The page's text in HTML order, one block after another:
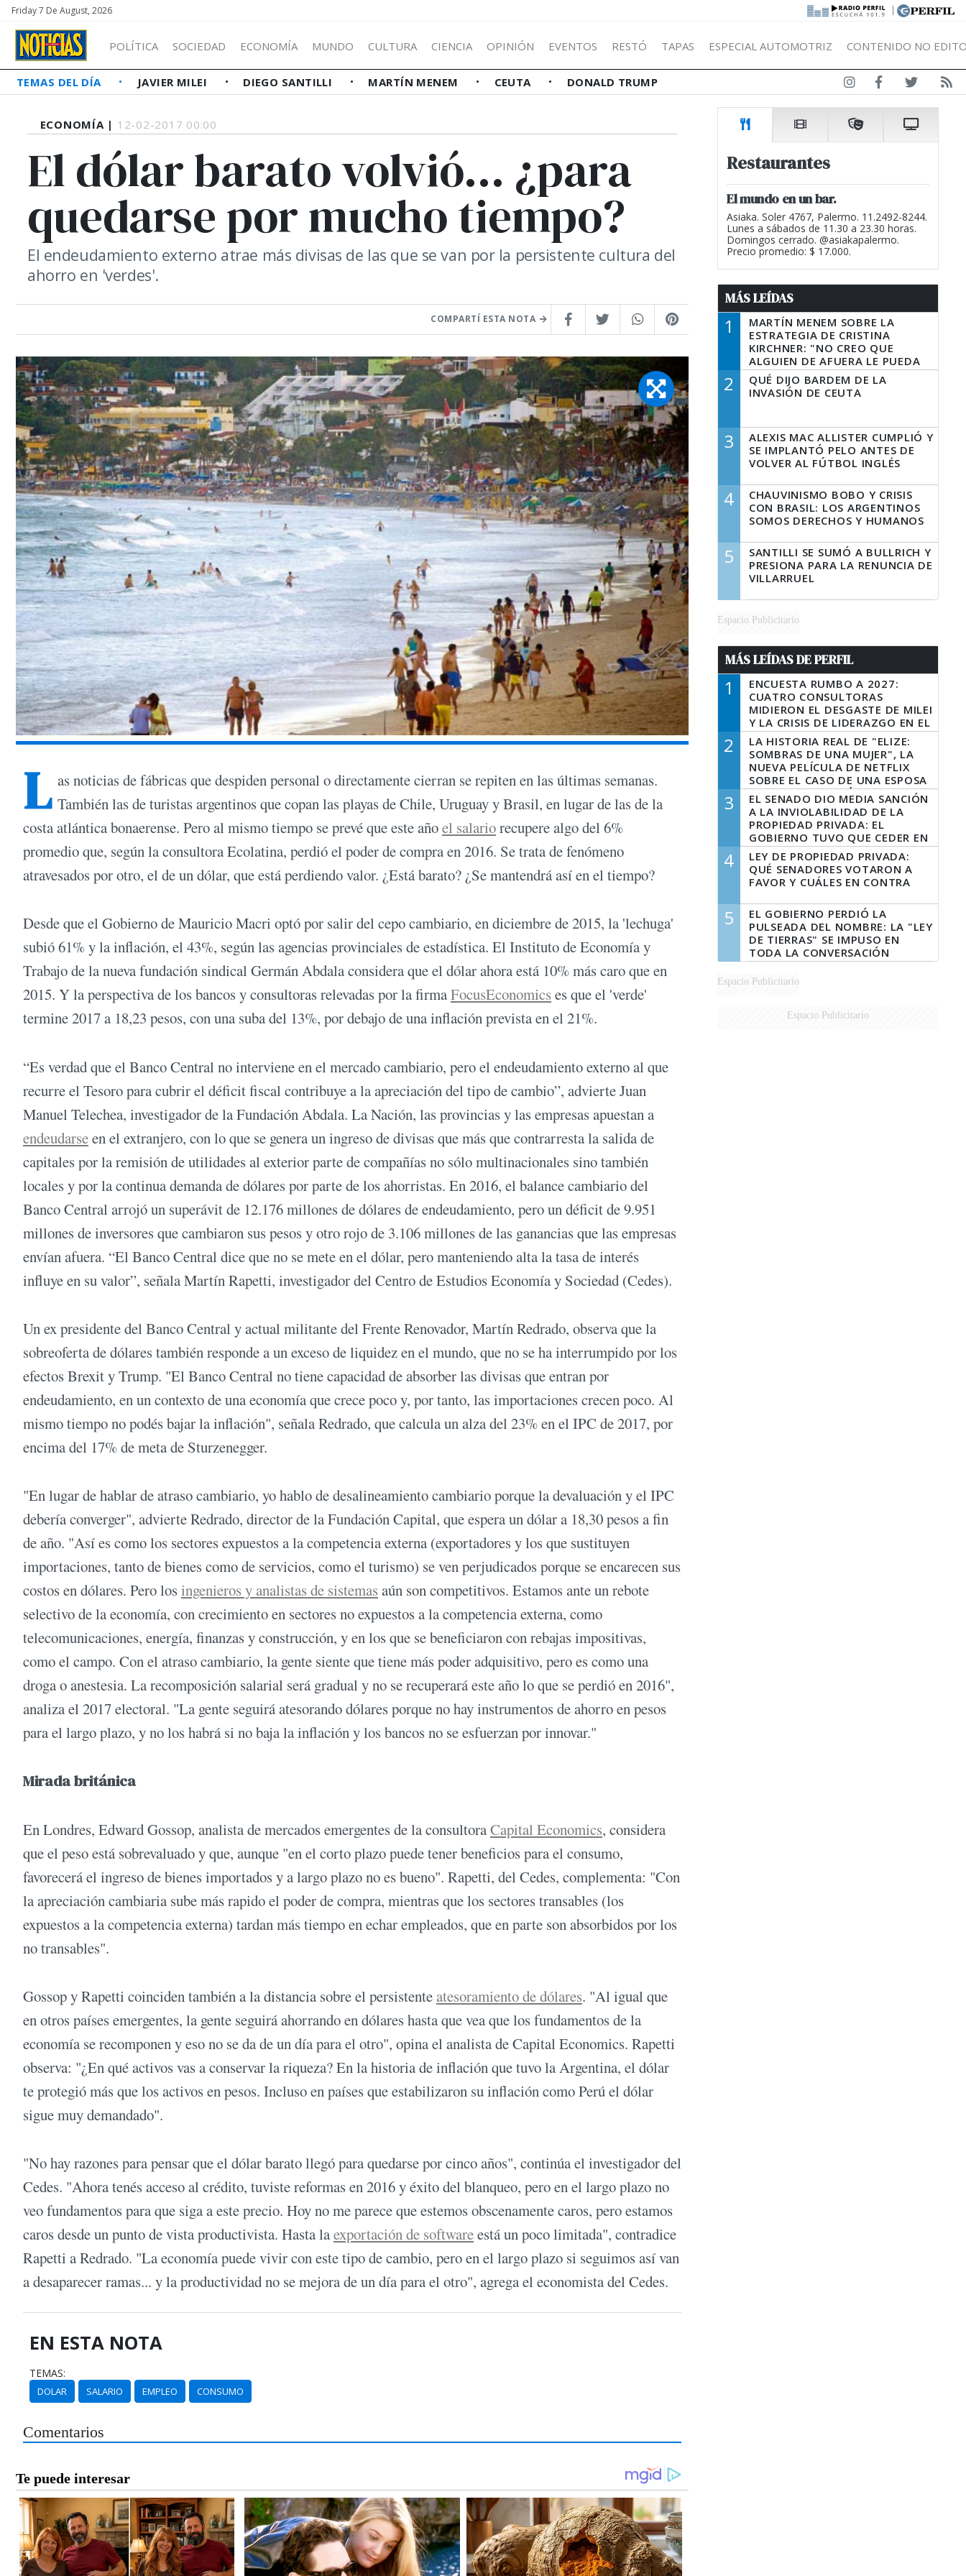
Friday 7 De August, 2026 |
POLÍTICA SOCIEDAD ECONOMÍA MUNDO CULTURA CIENCIA OPINIÓN EVENTOS RESTÓ TAPAS ESPECIAL AUTOMOTRIZ CONTENIDO NO
TEMAS DEL DÍA JAVIER MILEI DIEGO SANTILLI MARTÍN MENEM CEUTA DONALD TRUMP
ECONOMÍA | 12-02-2017 00:00
El dólar barato volvió... ¿para
quedarse por mucho tiempo?
El endeudamiento externo atrae más divisas de las que se van por la persistente cultura del
ahorro en 'verdes'.
COMPARTÍ ESTA NOTA
L as noticias de fábricas que despiden personal o directamente cierran se repiten en las últimas semanas.
También las de turistas argentinos que copan las playas de Chile, Uruguay y Brasil, en lugar de las de la
costa atlántica bonaerense. Pero al mismo tiempo se prevé que este añoel salariorecupere algo del 6%
promedio que, según la consultora Ecolatina, perdió el poder de compra en 2016. Se trata de fenómeno
atravesados por otro, el de un dólar, que está perdiendo valor. ¿Está barato? ¿Se mantendrá así en el tiempo?
Desde que el Gobierno de Mauricio Macri optó por salir del cepo cambiario, en diciembre de 2015, la 'lechuga'
subió 61% y la inflación, el 43%, según las agencias provinciales de estadística. El Instituto de Economía y
Trabajo de la nueva fundación sindical Germán Abdala considera que el dólar ahora está 10% más caro que en
2015. Y la perspectiva de los bancos y consultoras relevadas por la firmaFocusEconomics es que el 'verde'
termine 2017 a 18,23 pesos, con una suba del 13%, por debajo de una inflación prevista en el 21%.
“Es verdad que el Banco Central no interviene en el mercado cambiario, pero el endeudamiento externo al que
recurre el Tesoro para cubrir el déficit fiscal contribuye a la apreciación del tipo de cambio”, advierte Juan
Manuel Telechea, investigador de la Fundación Abdala. La Nación, las provincias y las empresas apuestan a
endeudarseen el extranjero, con lo que se genera un ingreso de divisas que más que contrarresta la salida de
capitales por la remisión de utilidades al exterior parte de compañías no sólo multinacionales sino también
locales y por la continua demanda de dólares por parte de los ahorristas. En 2016, el balance cambiario del
Banco Central arrojó un superávit de 12.176 millones de dólares de endeudamiento, pero un déficit de 9.951
millones de inversores que cambiaron sus pesos y otro rojo de 3.106 millones de las ganancias que las empresas
envían afuera. “El Banco Central dice que no se mete en el dólar, pero manteniendo alta la tasa de interés
influye en su valor”, señala Martín Rapetti, investigador del Centro de Estudios Economía y Sociedad (Cedes).
Un ex presidente del Banco Central y actual militante del Frente Renovador, Martín Redrado, observa que la
sobreoferta de dólares también responde a un exceso de liquidez en el mundo, que no se ha interrumpido por los
efectos Brexit y Trump. "El Banco Central no tiene capacidad de absorber las divisas que entran por
endeudamiento, en un contexto de una economía que crece poco y, por tanto, las importaciones crecen poco. Al
mismo tiempo no podés bajar la inflación", señala Redrado, que calcula un alza del 23% en el IPC de 2017, por
encima del 17% de meta de Sturzenegger.
"En lugar de hablar de atraso cambiario, yo hablo de desalineamiento cambiario porque la devaluación y el IPC
debería converger", advierte Redrado, director de la Fundación Capital, que espera un dólar a 18,30 pesos a fin
de año. "Así es como los sectores expuestos a la competencia externa (exportadores y los que sustituyen
importaciones, tanto de bienes como de servicios, como el turismo) se ven perjudicados porque se encarecen sus
costos en dólares. Pero losingenieros y analistas de sistemas aún son competitivos. Estamos ante un rebote
selectivo de la economía, con crecimiento en sectores no expuestos a la competencia externa, como
telecomunicaciones, energía, finanzas y construcción, y en los que se beneficiaron con rebajas impositivas,
como el campo. Con el atraso cambiario, la gente siente que tiene más poder adquisitivo, pero es como una
droga o anestesia. La recomposición salarial será gradual y no se recuperará este año lo que se perdió en 2016",
analiza el 2017 electoral. "La gente seguirá atesorando dólares porque no hay instrumentos de ahorro en pesos
para el largo plazo, y no los habrá si no baja la inflación y los bancos no se esfuerzan por innovar."
Mirada británica
En Londres, Edward Gossop, analista de mercados emergentes de la consultoraCapital Economics, considera
que el peso está sobrevaluado y que, aunque "en el corto plazo puede tener beneficios para el consumo,
favorecerá el ingreso de bienes importados y a largo plazo no es bueno". Rapetti, del Cedes, complementa: "Con
la apreciación cambiaria sube más rapido el poder de compra, mientras que los sectores transables (los
expuestos a la competencia externa) tardan más tiempo en echar empleados, que en parte son absorbidos por los
no transables".
Gossop y Rapetti coinciden también a la distancia sobre el persistente atesoramiento de dólares. "Al igual que
en otros países emergentes, la gente seguirá ahorrando en dólares hasta que vea que los fundamentos de la
economía se recomponen y eso no se da de un día para el otro", opina el analista de Capital Economics. Rapetti
observa: "¿En qué activos vas a conservar la riqueza? En la historia de inflación que tuvo la Argentina, el dólar
te protegió más que los activos en pesos. Incluso en países que estabilizaron su inflación como Perú el dólar
sigue muy demandado".
"No hay razones para pensar que el dólar barato llegó para quedarse por cinco años", continúa el investigador del
Cedes. "Ahora tenés acceso al crédito, tuviste reformas en 2016 y éxito del blanqueo, pero en el largo plazo no
veo fundamentos para que siga a este precio. Hoy no me parece que estemos obscenamente caros, pero estamos
caros desde un punto de vista productivista. Hasta laexportación de softwareestá un poco limitada", contradice
Rapetti a Redrado. "La economía puede vivir con este tipo de cambio, pero en el largo plazo si seguimos así van
a desaparecer ramas... y la productividad no se mejora de un día para el otro", agrega el economista del Cedes.
EN ESTA NOTA
TEMAS:
DOLAR SALARIO EMPLEO CONSUMO
Comentarios
Restaurantes
El mundo en un bar.
Asiaka. Soler 4767, Palermo. 11.2492-8244.
Lunes a sábados de 11.30 a 23.30 horas.
Domingos cerrado. @asiakapalermo.
Precio promedio: $ 17.000.
MÁS LEÍDAS
1
MARTÍN MENEM SOBRE LA
ESTRATEGIA DE CRISTINA
KIRCHNER: "NO CREO QUE
ALGUIEN DE AFUERA LE PUEDA
DECIR A LA JUSTICIA LO QUE
TIENE QUE HACER"
2
QUÉ DIJO BARDEM DE LA
INVASIÓN DE CEUTA
3
ALEXIS MAC ALLISTER CUMPLIÓ Y
SE IMPLANTÓ PELO ANTES DE
VOLVER AL FÚTBOL INGLÉS
4
CHAUVINISMO BOBO Y CRISIS
CON BRASIL: LOS ARGENTINOS
SOMOS DERECHOS Y HUMANOS
5
SANTILLI SE SUMÓ A BULLRICH Y
PRESIONA PARA LA RENUNCIA DE
VILLARRUEL
Espacio Publicitario
MÁS LEÍDAS DE PERFIL
1
ENCUESTA RUMBO A 2027:
CUATRO CONSULTORAS
MIDIERON EL DESGASTE DE MILEI
Y LA CRISIS DE LIDERAZGO EN EL
PERONISMO
2
LA HISTORIA REAL DE "ELIZE:
SOMBRAS DE UNA MUJER", LA
NUEVA PELÍCULA DE NETFLIX
SOBRE EL CASO DE UNA ESPOSA
QUE DESCUARTIZÓ A SU
MARIDO
3
EL SENADO DIO MEDIA SANCIÓN
A LA INVIOLABILIDAD DE LA
PROPIEDAD PRIVADA: EL
GOBIERNO TUVO QUE CEDER EN
LA LEY DEL MANEJO DEL FUEGO
4
LEY DE PROPIEDAD PRIVADA:
QUÉ SENADORES VOTARON A
FAVOR Y CUÁLES EN CONTRA
5
EL GOBIERNO PERDIÓ LA
PULSEADA DEL NOMBRE: LA "LEY
DE TIERRAS" SE IMPUSO EN
TODA LA CONVERSACIÓN
DIGITAL
Espacio Publicitario
Espacio Publicitario